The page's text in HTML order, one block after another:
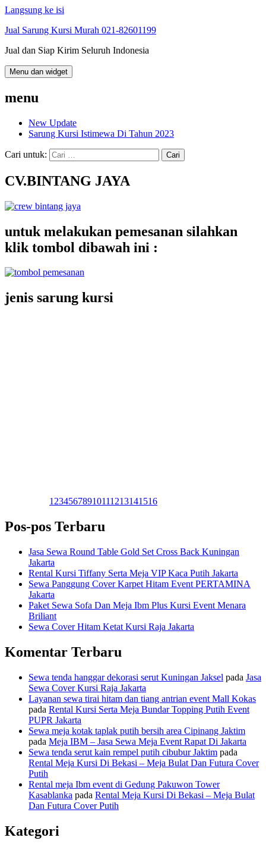
Langsung ke isi
Jual Sarung Kursi Murah 021-82601199
Jual dan Siap Kirim Seluruh Indonesia
Menu dan widget
menu
New Update
Sarung Kursi Istimewa Di Tahun 2023
Cari untuk:
CV.BINTANG JAYA
untuk melakukan pemesanan silahkan
klik tombol dibawah ini :
jenis sarung kursi
1 2345678910111213141516
Pos-pos Terbaru
Jasa Sewa Round Table Gold Set Cross Back Kuningan
Jakarta
Rental Kursi Tiffany Serta Meja VIP Kaca Putih Jakarta
Sewa Panggung Cover Karpet Hitam Event PERTAMINA
Jakarta
Paket Sewa Sofa Dan Meja Ibm Plus Kursi Event Menara
Briliant
Sewa Cover Hitam Ketat Kursi Raja Jakarta
Komentar Terbaru
Sewa tenda hanggar dekorasi serut Kuningan Jaksel pada Jasa
Sewa Cover Kursi Raja Jakarta
Layanan sewa tirai hitam dan tiang antrian event Mall Kokas
pada Rental Kursi Serta Meja Bundar Topping Putih Event
PUPR Jakarta
Sewa meja kotak taplak putih bersih area Cipinang Jaktim
pada Meja IBM – Jasa Sewa Meja Event Rapat Di Jakarta
Sewa tenda serut kain rempel putih cibubur Jaktim pada
Rental Meja Kursi Di Bekasi – Meja Bulat Dan Futura Cover
Putih
Rental meja Ibm event di Gedung Pakuwon Tower
Kasablanka pada Rental Meja Kursi Di Bekasi – Meja Bulat
Dan Futura Cover Putih
Kategori